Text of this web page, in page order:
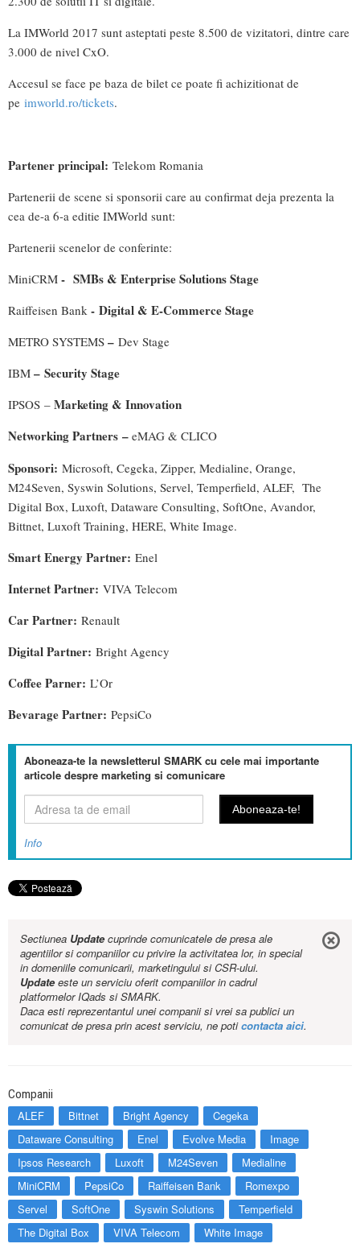
La IMWorld 2017 sunt asteptati peste 8.500 de vizitatori, dintre care
3.000 de nivel CxO.
Accesul se face pe baza de bilet ce poate fi achizitionat de
pe imworld.ro/tickets.
Partener principal: Telekom Romania
Partenerii de scene si sponsorii care au confirmat deja prezenta la
cea de-a 6-a editie IMWorld sunt:
Partenerii scenelor de conferinte:
MiniCRM - SMBs & Enterprise Solutions Stage
Raiffeisen Bank - Digital & E-Commerce Stage
METRO SYSTEMS – Dev Stage
IBM – Security Stage
IPSOS – Marketing & Innovation
Networking Partners – eMAG & CLICO
Sponsori: Microsoft, Cegeka, Zipper, Medialine, Orange,
M24Seven, Syswin Solutions, Servel, Temperfield, ALEF, The
Digital Box, Luxoft, Dataware Consulting, SoftOne, Avandor,
Bittnet, Luxoft Training, HERE, White Image.
Smart Energy Partner: Enel
Internet Partner: VIVA Telecom
Car Partner: Renault
Digital Partner: Bright Agency
Coffee Parner: L’Or
Bevarage Partner: PepsiCo
Aboneaza-te la newsletterul SMARK cu cele mai importante
articole despre marketing si comunicare
Info
Sectiunea Updatecuprinde comunicatele de presa ale
agentiilor si companiilor cu privire la activitatea lor, in special
in domeniile comunicarii, marketingului si CSR-ului.
Updateeste un serviciu oferit companiilor in cadrul
platformelor IQads si SMARK.
Daca esti reprezentantul unei companii si vrei sa publici un
comunicat de presa prin acest serviciu, ne poticontacta aici.
Companii
ALEF Bittnet Bright Agency
Cegeka
Dataware Consulting
Enel Evolve Media
Image
Ipsos Research
Luxoft M24Seven
Medialine
MiniCRM
PepsiCo Raiffeisen Bank
Romexpo
Servel
SoftOne Syswin Solutions
Temperfield
The Digital Box
VIVA Telecom White Image